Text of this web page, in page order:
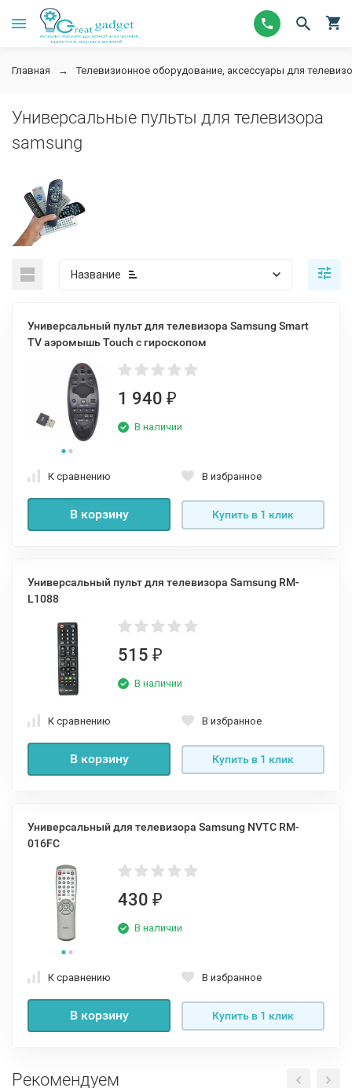
Главная Телевизионное оборудование, аксессуары для
Универсальные пульты для телевизора
samsung
Название
Универсальный пульт для телевизора Samsung Smart
TV аэромышь Touch с гироскопом
1 940 ₽
В наличии
К сравнению В избранное
В корзину Купить в 1 клик
Универсальный пульт для телевизора Samsung RM-
L1088
515 ₽
В наличии
К сравнению В избранное
В корзину Купить в 1 клик
Универсальный для телевизора Samsung NVTC RM-
016FC
430 ₽
В наличии
К сравнению В избранное
В корзину Купить в 1 клик
Рекомендуем